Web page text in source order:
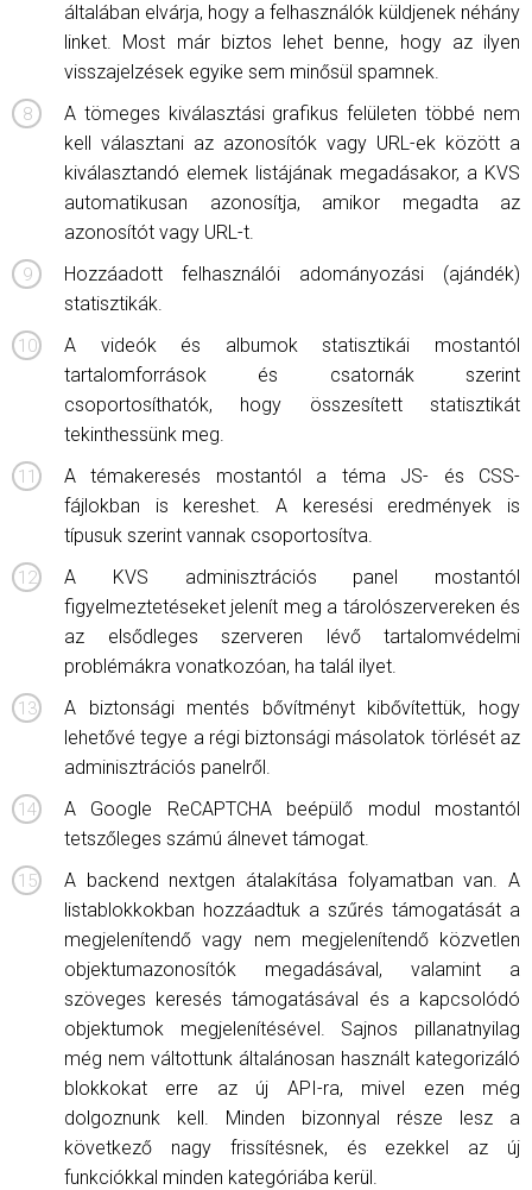
általában elvárja, hogy a felhasználók küldjenek néhány
linket. Most már biztos lehet benne, hogy az ilyen
visszajelzések egyike sem minősül spamnek.
A tömeges kiválasztási grafikus felületen többé nem
kell választani az azonosítók vagy URL-ek között a
kiválasztandó elemek listájának megadásakor, a KVS
automatikusan azonosítja, amikor megadta az
azonosítót vagy URL-t.
Hozzáadott felhasználói adományozási (ajándék)
statisztikák.
A videók és albumok statisztikái mostantól
tartalomforrások és csatornák szerint
csoportosíthatók, hogy összesített statisztikát
tekinthessünk meg.
A témakeresés mostantól a téma JS- és CSS-
fájlokban is kereshet. A keresési eredmények is
típusuk szerint vannak csoportosítva.
A KVS adminisztrációs panel mostantól
figyelmeztetéseket jelenít meg a tárolószervereken és
az elsődleges szerveren lévő tartalomvédelmi
problémákra vonatkozóan, ha talál ilyet.
A biztonsági mentés bővítményt kibővítettük, hogy
lehetővé tegye a régi biztonsági másolatok törlését az
adminisztrációs panelről.
A Google ReCAPTCHA beépülő modul mostantól
tetszőleges számú álnevet támogat.
A backend nextgen átalakítása folyamatban van. A
listablokkokban hozzáadtuk a szűrés támogatását a
megjelenítendő vagy nem megjelenítendő közvetlen
objektumazonosítók megadásával, valamint a
szöveges keresés támogatásával és a kapcsolódó
objektumok megjelenítésével. Sajnos pillanatnyilag
még nem váltottunk általánosan használt kategorizáló
blokkokat erre az új API-ra, mivel ezen még
dolgoznunk kell. Minden bizonnyal része lesz a
következő nagy frissítésnek, és ezekkel az új
funkciókkal minden kategóriába kerül.